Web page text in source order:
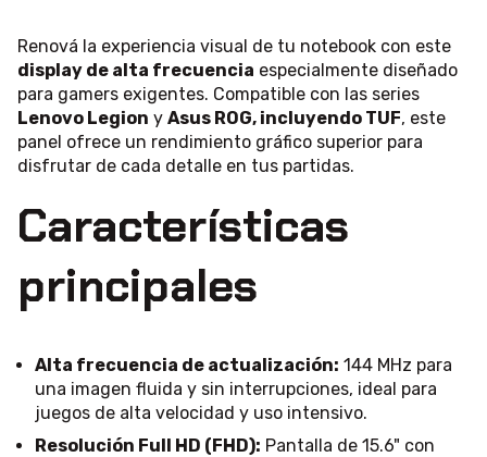
Renová la experiencia visual de tu notebook con este
display de alta frecuencia especialmente diseñado
para gamers exigentes. Compatible con las series
Lenovo Legion y Asus ROG, incluyendo TUF, este
panel ofrece un rendimiento gráfico superior para
disfrutar de cada detalle en tus partidas.
Características
principales
Alta frecuencia de actualización: 144 MHz para
una imagen fluida y sin interrupciones, ideal para
juegos de alta velocidad y uso intensivo.
Resolución Full HD (FHD): Pantalla de 15.6" con